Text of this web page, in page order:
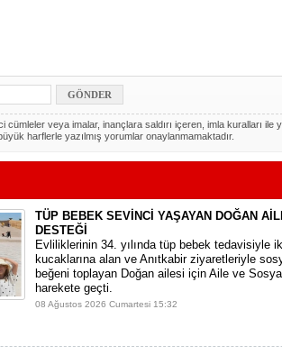
veya imalar, inançlara saldırı içeren, imla kuralları ile
harflerle yazılmış yorumlar onaylanmamaktadır.
TÜP BEBEK SEVİNCİ YAŞAYAN DOĞAN
DESTEĞİ
​Evliliklerinin 34. yılında tüp bebek tedavisiyle
kucaklarına alan ve Anıtkabir ziyaretleriyle
beğeni toplayan Doğan ailesi için Aile ve
harekete geçti.
08 Ağustos 2026 Cumartesi 15:32